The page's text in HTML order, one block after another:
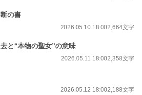
の書
2026.05.10 18:002,664文字
と“本物の聖女”の意味
2026.05.11 18:002,358文字
2026.05.12 18:002,188文字